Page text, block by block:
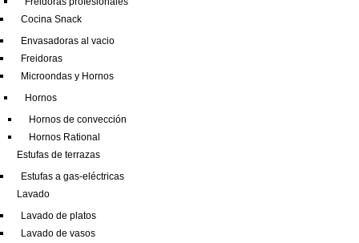
Cocina Snack
Envasadoras al vacio
Freidoras
Microondas y Hornos
Hornos
Hornos de convección
Hornos Rational
Estufas de terrazas
Estufas a gas-eléctricas
Lavado
Lavado de platos
Lavado de vasos